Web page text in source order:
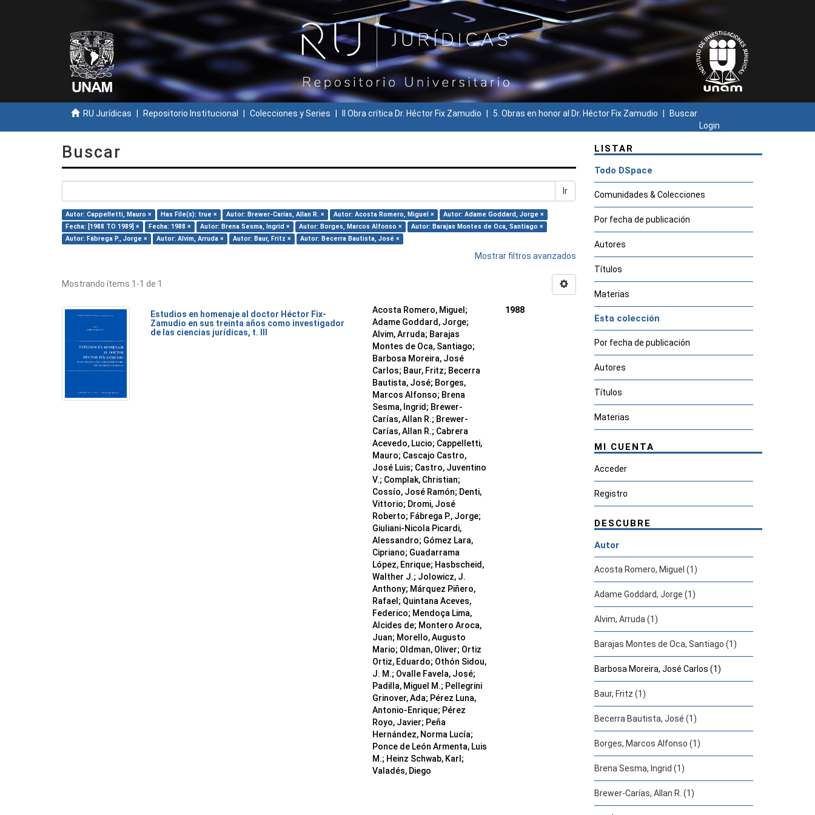
RU Jurídicas Repositorio Institucional Colecciones y Series II Obra crítica Dr. Héctor Fix Zamudio 5. Obras en honor al Dr. Héctor Fix Zamudio
Buscar
Login
Buscar
Ir
Autor: Cappelletti, Mauro × Has File(s): true × Autor: Brewer-Carías, Allan R. × Autor: Acosta Romero, Miguel ×
Autor: Adame Goddard, Jorge ×
Fecha: [1988 TO 1989] ×
Fecha: 1988 × Autor: Brena Sesma, Ingrid × Autor: Borges, Marcos Alfonso ×
Autor: Barajas Montes de Oca, Santiago ×
Autor: Fábrega P., Jorge ×
Autor: Alvim, Arruda × Autor: Baur, Fritz × Autor: Becerra Bautista, José ×
Mostrar filtros avanzados
Mostrando ítems 1-1 de 1
Estudios en homenaje al doctor Héctor Fix-
Zamudio en sus treinta años como investigador
de las ciencias jurídicas, t. III
Acosta Romero, Miguel;
Adame Goddard, Jorge;
Alvim, Arruda; Barajas
Montes de Oca, Santiago;
Barbosa Moreira, José
Carlos; Baur, Fritz; Becerra
Bautista, José; Borges,
Marcos Alfonso; Brena
Sesma, Ingrid; Brewer-
Carías, Allan R.; Brewer-
Carías, Allan R.; Cabrera
Acevedo, Lucio; Cappelletti,
Mauro; Cascajo Castro,
José Luis; Castro, Juventino
V.; Complak, Christian;
Cossío, José Ramón; Denti,
Vittorio; Dromi, José
Roberto; Fábrega P., Jorge;
Giuliani-Nicola Picardi,
Alessandro; Gómez Lara,
Cipriano; Guadarrama
López, Enrique; Hasbscheid,
Walther J.; Jolowicz, J.
Anthony; Márquez Piñero,
Rafael; Quintana Aceves,
Federico; Mendoça Lima,
Alcides de; Montero Aroca,
Juan; Morello, Augusto
Mario; Oldman, Oliver; Ortiz
Ortiz, Eduardo; Othón Sidou,
J. M.; Ovalle Favela, José;
Padilla, Miguel M.; Pellegrini
Grinover, Ada; Pérez Luna,
Antonio-Enrique; Pérez
Royo, Javier; Peña
Hernández, Norma Lucía;
Ponce de León Armenta, Luis
M.; Heinz Schwab, Karl;
Valadés, Diego
1988
LISTAR
Todo DSpace
Comunidades & Colecciones
Por fecha de publicación
Autores
Títulos
Materias
Esta colección
Por fecha de publicación
Autores
Títulos
Materias
MI CUENTA
Acceder
Registro
DESCUBRE
Autor
Acosta Romero, Miguel (1)
Adame Goddard, Jorge (1)
Alvim, Arruda (1)
Barajas Montes de Oca, Santiago (1)
Barbosa Moreira, José Carlos (1)
Baur, Fritz (1)
Becerra Bautista, José (1)
Borges, Marcos Alfonso (1)
Brena Sesma, Ingrid (1)
Brewer-Carías, Allan R. (1)